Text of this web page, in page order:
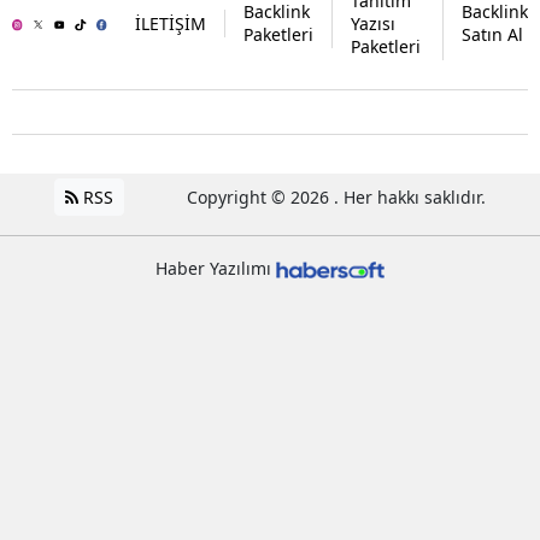
İLETİŞİM
Backlink
Paketleri
Yazısı
Paketleri
Backlink
Satın Al
RSS Copyright © 2026 . Her hakkı saklıdır.
Haber Yazılımı